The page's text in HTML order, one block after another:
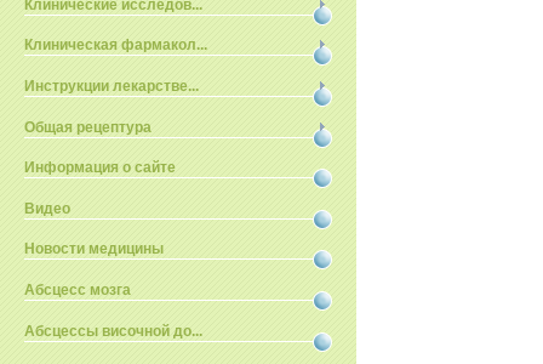
Клинические исследов...
Клиническая фармакол...
Инструкции лекарстве...
Общая рецептура
Информация о сайте
Видео
Новости медицины
Абсцесс мозга
Абсцессы височной до...